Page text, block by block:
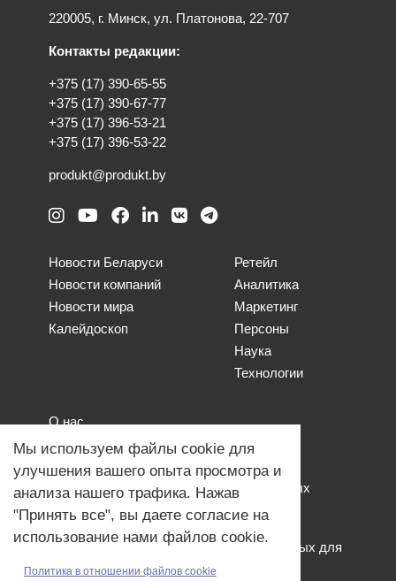
220005, г. Минск, ул. Платонова, 22-707
Контакты редакции:
+375 (17) 390-65-55
+375 (17) 390-67-77
+375 (17) 396-53-21
+375 (17) 396-53-22
produkt@produkt.by
Новости Беларуси
Новости компаний
Новости мира
Калейдоскоп
Ретейл
Аналитика
Маркетинг
Персоны
Наука
Технологии
О нас
Наши проекты
Связь с нами
Общая политика обработки персональных
Политика обработки файлов Cookies
Политика обработки персональных данных для
Мы используем файлы cookie для
улучшения вашего опыта просмотра и
анализа нашего трафика. Нажав
"Принять все", вы даете согласие на
использование нами файлов cookie.
Политика в отношении файлов cookie